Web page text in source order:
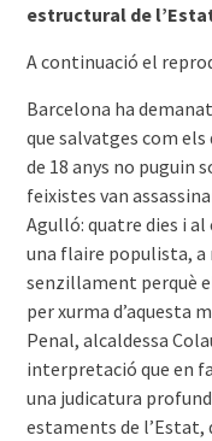
estructural de
A continuació el
Barcelona ha
que salvatges com els
de 18 anys no puguin
feixistes van
Agulló: quatre dies i
una flaire populista, a
senzillament perquè
per xurma d’aquesta
Penal, alcaldessa
interpretació que en
una judicatura
estaments de l’Estat,